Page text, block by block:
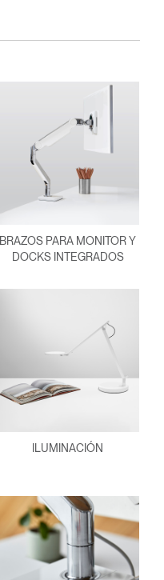
BRAZOS PARA MONITOR Y
DOCKS INTEGRADOS
ILUMINACIÓN